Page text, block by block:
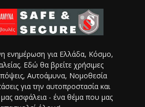
ενημέρωση για Ελλάδα, Κόσμο,
Εδώ θα βρείτε χρήσιμες
Αυτοάμυνα, Νομοθεσία
για την αυτοπροστασία και
ασφάλεια - ένα θέμα που μας